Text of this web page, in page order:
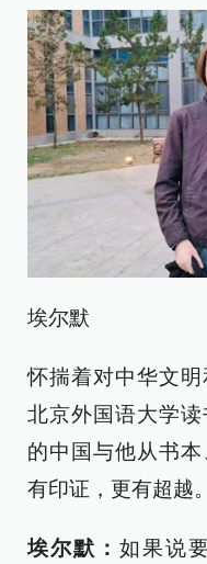
埃尔默
怀揣着对中华文
北京外国语大学
的中国与他从书
有印证，更有超越。
埃尔默：如果说